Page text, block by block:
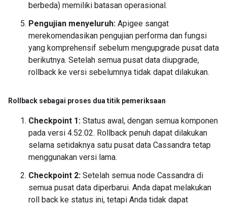
berbeda) memiliki batasan operasional.
Pengujian menyeluruh: Apigee sangat
merekomendasikan pengujian performa dan fungsi
yang komprehensif sebelum mengupgrade pusat data
berikutnya. Setelah semua pusat data diupgrade,
rollback ke versi sebelumnya tidak dapat dilakukan.
Rollback sebagai proses dua titik pemeriksaan
Checkpoint 1: Status awal, dengan semua komponen
pada versi 4.52.02. Rollback penuh dapat dilakukan
selama setidaknya satu pusat data Cassandra tetap
menggunakan versi lama.
Checkpoint 2: Setelah semua node Cassandra di
semua pusat data diperbarui. Anda dapat melakukan
roll back ke status ini, tetapi Anda tidak dapat